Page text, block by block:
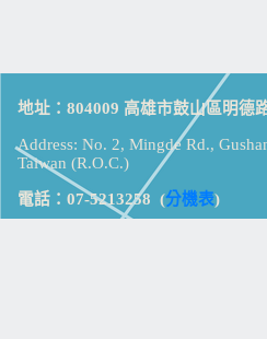
地址：804009 高雄市鼓山區明德
Address: No. 2, Mingde Rd.,
Taiwan (R.O.C.)
電話：07-5213258 (分機表)